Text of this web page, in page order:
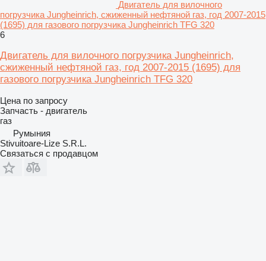
Двигатель для вилочного
погрузчика Jungheinrich, сжиженный нефтяной газ, год 2007-2015
(1695) для газового погрузчика Jungheinrich TFG 320
6
Двигатель для вилочного погрузчика Jungheinrich,
сжиженный нефтяной газ, год 2007-2015 (1695) для
газового погрузчика Jungheinrich TFG 320
Цена по запросу
Запчасть - двигатель
газ
Румыния
Stivuitoare-Lize S.R.L.
Связаться с продавцом